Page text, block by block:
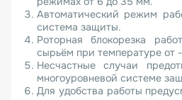
Автоматический режим
система защиты.
Роторная блокорезка
сырьём при температуре от
Несчастные случаи
многоуровневой системе
Для удобства работы